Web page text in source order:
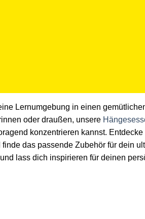
Lernumgebung in einen
oder draußen, unsere
konzentrieren kannst.
das passende Zubehör für dein
lass dich inspirieren für deinen